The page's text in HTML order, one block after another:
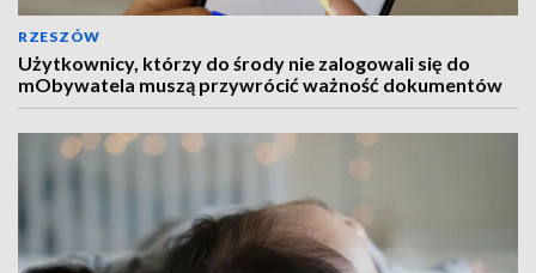
RZESZÓW
Użytkownicy, którzy do środy nie zalogowali się do
mObywatela muszą przywrócić ważność dokumentów